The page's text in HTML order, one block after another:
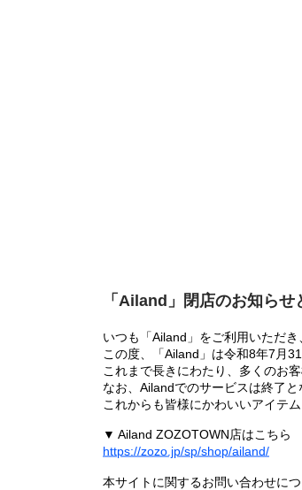
「Ailand」閉店のお知ら
いつも「Ailand」をご利用いただき
この度、「Ailand」は令和8年7月
これまで長きにわたり、多くのお
なお、Ailandでのサービスは終了
これからも皆様にかわいいアイテ
▼ Ailand ZOZOTOWN店はこちら
https://zozo.jp/sp/shop/ailand/
本サイトに関するお問い合わせに